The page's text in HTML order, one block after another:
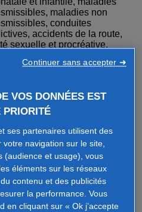
maladies non
conduites
accidents de la route,
sexuelle et procréative,
tabac, recherche,
sanitaire
L'ACCÈS DE
À UNE ÉDUCATION
QUALITÉ, SUR UN PIED
PROMOUVOIR
POSSIBILITÉS
TOUT AU
DE SA VIE
VOS DONNÉES EST
PRIORITÉ
ses partenaires utilisent des
navigation sur le site,
(audience et usage), vous
éléments sur les réseaux
contenu et des publicités
la performance. Vous
en cliquant sur « Ok j’accepte
Continuer sans accepter ➜